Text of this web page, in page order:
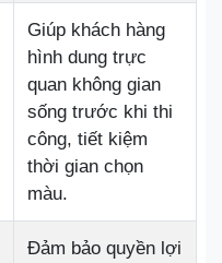
Giúp khách hàng
hình dung trực
quan không gian
sống trước khi thi
công, tiết kiệm
thời gian chọn
màu.
Đảm bảo quyền lợi